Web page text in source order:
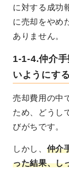
に対する成功
に売却をやめ
ありません。
1-1-4.仲介
いようにする
売却費用の中
ため、どうし
びがちです。
しかし、 仲介
った結果、し